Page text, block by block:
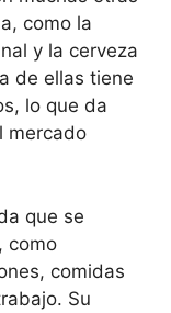
como la
y la cerveza
de ellas tiene
lo que da
mercado
que se
como
comidas
Su